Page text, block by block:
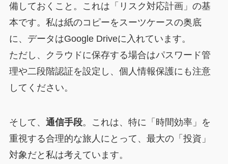
備しておくこと。これは「リスク対応計画」の基
本です。私は紙のコピーをスーツケースの奥底
に、データはGoogle Driveに入れています。
ただし、クラウドに保存する場合はパスワード管
理や二段階認証を設定し、個人情報保護にも注意
してください。
そして、 通信手段。これは、特に「時間効率」を
重視する合理的な旅人にとって、最大の「投資」
対象だと私は考えています。